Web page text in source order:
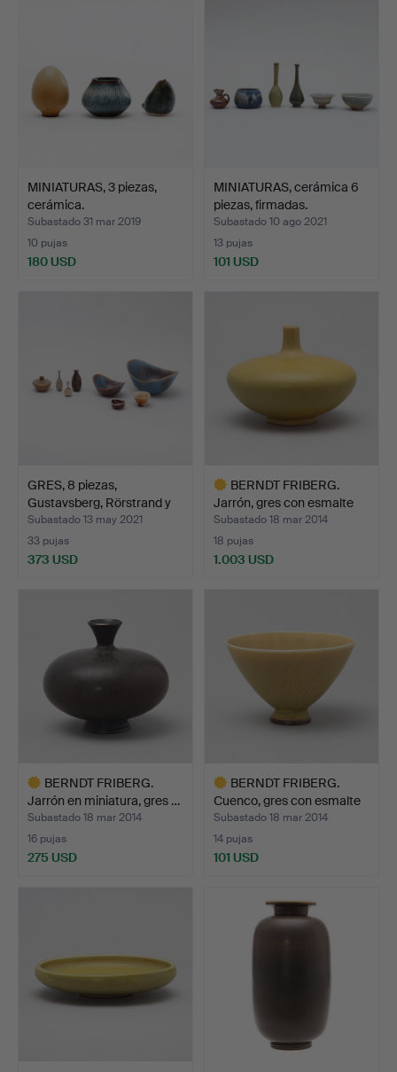
MINIATURAS, 3 piezas,
cerámica.
Subastado 31 mar 2019
10 pujas
180 USD
MINIATURAS, cerámica 6
piezas, firmadas.
Subastado 10 ago 2021
13 pujas
101 USD
GRES, 8 piezas,
Gustavsberg, Rörstrand y
A…
Subastado 13 may 2021
33 pujas
373 USD
BERNDT FRIBERG.
Jarrón, gres con esmalte
d…
Subastado 18 mar 2014
18 pujas
1.003 USD
BERNDT FRIBERG.
Jarrón en miniatura, gres …
Subastado 18 mar 2014
16 pujas
275 USD
BERNDT FRIBERG.
Cuenco, gres con esmalte
d…
Subastado 18 mar 2014
14 pujas
101 USD
seleccionado